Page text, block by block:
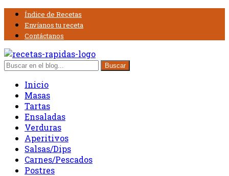
Índice de Recetas
Envíanos tu receta
Contáctanos
Inicio
Masas
Tartas
Ensaladas
Verduras
Aperitivos
Salsas/Dips
Carnes/Pescados
Postres